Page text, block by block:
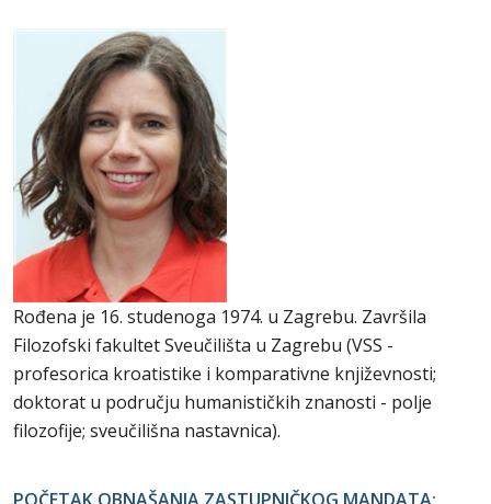
Rođena je 16. studenoga 1974. u Zagrebu. Završila
Filozofski fakultet Sveučilišta u Zagrebu (VSS -
profesorica kroatistike i komparativne književnosti;
doktorat u području humanističkih znanosti - polje
filozofije; sveučilišna nastavnica).